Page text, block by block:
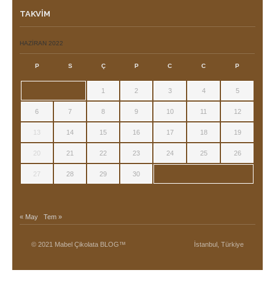
TAKVIM
HAZIRAN 2022
P S Ç P C C P
1 2 3 4 5
6 7 8 9 10 11 12
13 14 15 16 17 18 19
20 21 22 23 24 25 26
27 28 29 30
« May Tem »
© 2021 Mabel Çikolata BLOG™ İstanbul, Türkiye